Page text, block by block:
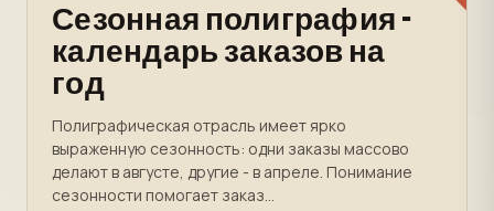
Сезонная полиграфия -
календарь заказов на
год
Полиграфическая отрасль имеет ярко
выраженную сезонность: одни заказы массово
делают в августе, другие - в апреле. Понимание
сезонности помогает заказ...